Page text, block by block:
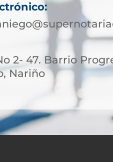
2- 47. Barrio
Nariño